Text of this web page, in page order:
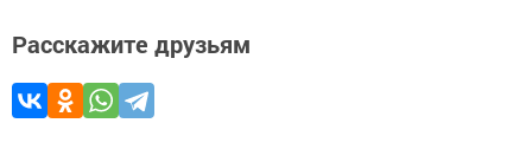
Расскажите друзьям